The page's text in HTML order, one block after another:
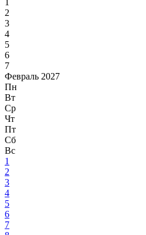
1
2
3
4
5
6
7
Февраль 2027
Пн
Вт
Ср
Чт
Пт
Сб
Вс
1
2
3
4
5
6
7